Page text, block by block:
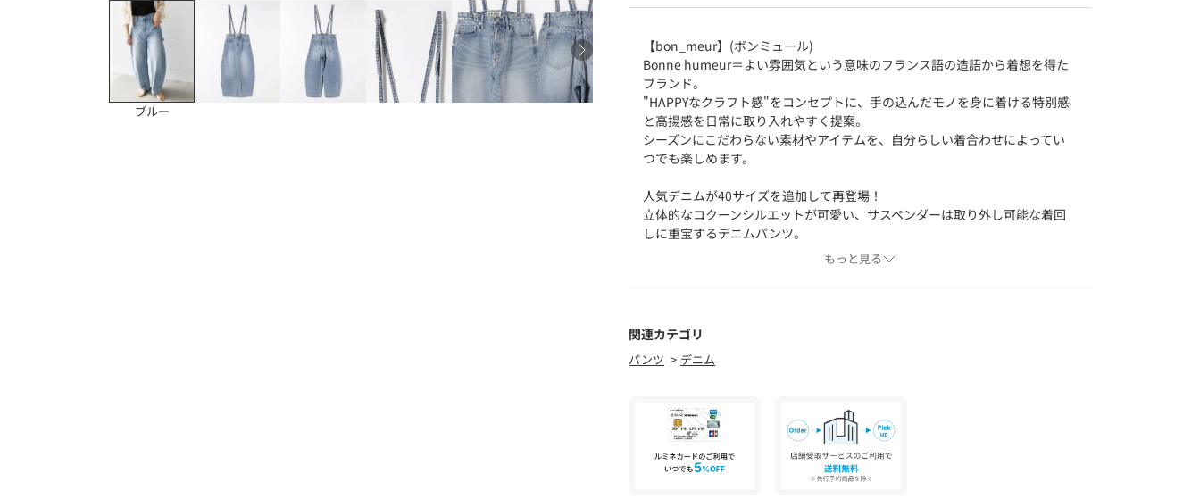
ブルー
【bon_meur】(ボンミュール)
Bonne humeur＝よい雰囲気という意味のフランス語の造語から着想を得た
ブランド。
"HAPPYなクラフト感"をコンセプトに、手の込んだモノを身に着ける特別感
と高揚感を日常に取り入れやすく提案。
シーズンにこだわらない素材やアイテムを、自分らしい着合わせによってい
つでも楽しめます。
人気デニムが40サイズを追加して再登場！
立体的なコクーンシルエットが可愛い、サスペンダーは取り外し可能な着回
しに重宝するデニムパンツ。
今季らしいショート丈のTOPSとも相性抜群◎
華奢な肩紐は取り外しも可能なので、気分によってサスペンダーとしてはも
ちろん垂らしたり外したりと、着回しの効く重宝する1枚です。
生地の厚み：中間
伸縮性：無
透け感：無
光沢感：無
もっと見る
関連カテゴリ
パンツ デニム